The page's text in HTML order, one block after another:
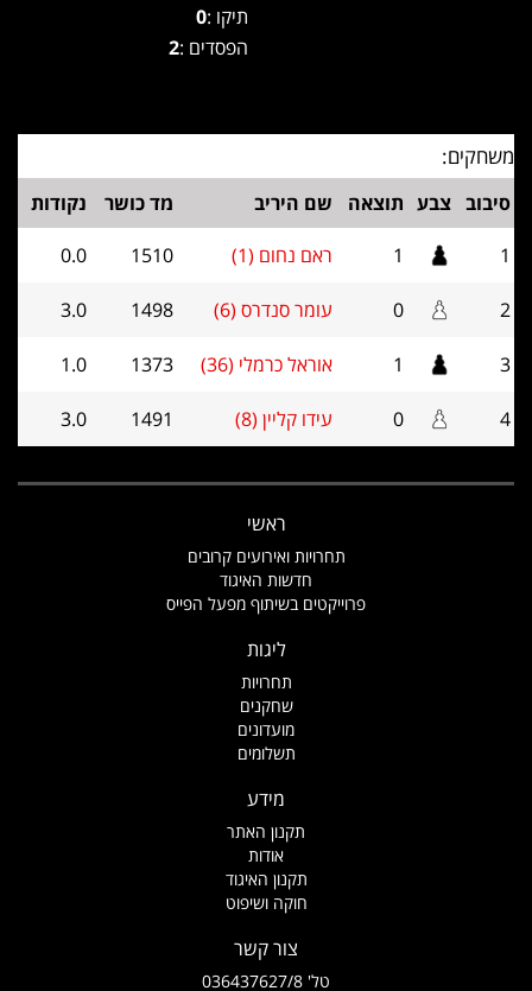
תיקו :0
הפסדים :2
משחקים:
סיבוב צבע תוצאה שם היריב מד כושר
נקודות
1
1 ראם נחום (1) 1510
0.0
2
0 עומר סנדרס (6) 1498
3.0
3
1 אוראל כרמלי (36) 1373
1.0
4
0 עידו קליין (8) 1491
3.0
ראשי
תחרויות ואירועים קרובים
חדשות האיגוד
פרוייקטים בשיתוף מפעל הפייס
ליגות
תחרויות
שחקנים
מועדונים
תשלומים
מידע
תקנון האתר
אודות
תקנון האיגוד
חוקה ושיפוט
צור קשר
טל' 036437627/8